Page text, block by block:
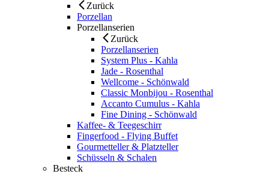
Zurück
Porzellan
Porzellanserien
Zurück
Porzellanserien
System Plus - Kahla
Jade - Rosenthal
Wellcome - Schönwald
Classic Monbijou - Rosenthal
Accanto Cumulus - Kahla
Fine Dining - Schönwald
Kaffee- & Teegeschirr
Fingerfood - Flying Buffet
Gourmetteller & Platzteller
Schüsseln & Schalen
Besteck